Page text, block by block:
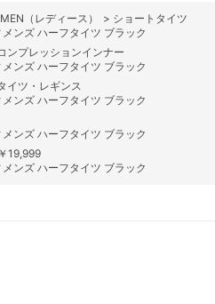
（レディース） > ショートタイツ
ンズ ハーフタイツ ブラック
ンプレッションインナー
ンズ ハーフタイツ ブラック
イツ・レギンス
ンズ ハーフタイツ ブラック
ンズ ハーフタイツ ブラック
19,999
ンズ ハーフタイツ ブラック